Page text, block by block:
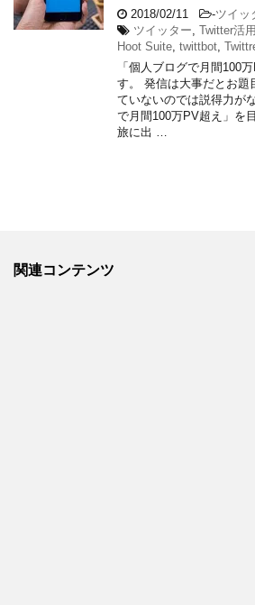
2018/02/11 -ツイッ
ツイッター Twitter活
Hoot Suite twittbot
「個人ブログで月間100
す。 発信は大事だとお題
ていないのでは説得力が
で月間100万PV超え」を
旅に出 …
関連コンテンツ